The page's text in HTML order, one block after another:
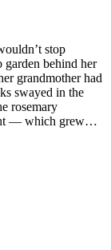
stop
behind her
grandmother had
swayed in the
rosemary
— which grew…